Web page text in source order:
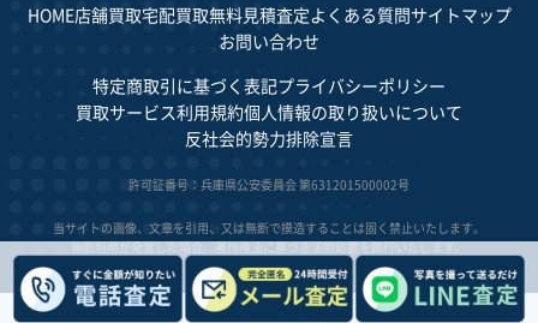
HOME店舗買取宅配買取無料見積査定よくある質問サイトマップ
お問い合わせ
特定商取引に基づく表記プライバシーポリシー
買取サービス利用規約個人情報の取り扱いについて
反社会的勢力排除宣言
許可証番号：兵庫県公安委員会 第631201500002号
当サイトの画像、文章を引用、又は無断で摸造することは固く禁止いたします。
無断利用が発覚した場合、著作権法に基づき法的処置を執行いたします。
© 2023 FINE GOODS.